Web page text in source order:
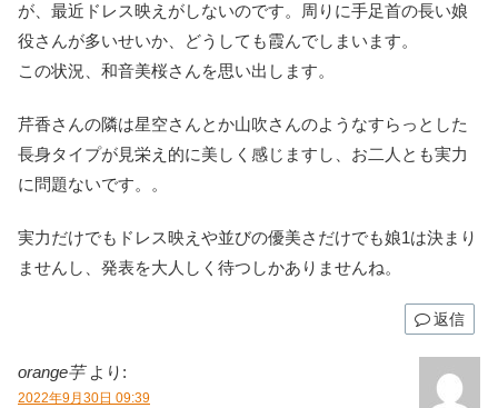
が、最近ドレス映えがしないのです。周りに手足首の長い娘
役さんが多いせいか、どうしても霞んでしまいます。
この状況、和音美桜さんを思い出します。
芹香さんの隣は星空さんとか山吹さんのようなすらっとした
長身タイプが見栄え的に美しく感じますし、お二人とも実力
に問題ないです。。
実力だけでもドレス映えや並びの優美さだけでも娘1は決まり
ませんし、発表を大人しく待つしかありませんね。
返信
orange芋 より:
2022年9月30日 09:39